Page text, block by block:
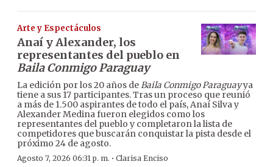
Arte y Espectáculos
Anaí y Alexander, los
representantes del pueblo en
Baila Conmigo Paraguay
La edición por los 20 años deBaila Conmigo Paraguayya
tiene a sus 17 participantes. Tras un proceso que reunió
a más de 1.500 aspirantes de todo el país, Anaí Silva y
Alexander Medina fueron elegidos como los
representantes del pueblo y completaron la lista de
competidores que buscarán conquistar la pista desde el
próximo 24 de agosto.
Agosto 7, 2026 06:31 p. m. · Clarisa Enciso